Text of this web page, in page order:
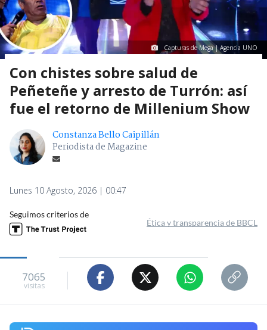
Capturas de Mega | Agencia UNO
Con chistes sobre salud de
Peñeteñe y arresto de Turrón: así
fue el retorno de Millenium Show
Constanza Bello Caipillán
Periodista de Magazine
Lunes 10 Agosto, 2026 | 00:47
Seguimos criterios de
Ética y transparencia de BBCL
7065
visitas